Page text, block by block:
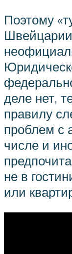
Поэтому
деле нет,
правилу
проблем с
числе и
не в
или